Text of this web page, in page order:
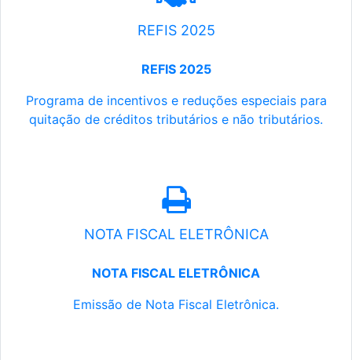
REFIS 2025
REFIS 2025
Programa de incentivos e reduções especiais para
quitação de créditos tributários e não tributários.
NOTA FISCAL ELETRÔNICA
NOTA FISCAL ELETRÔNICA
Emissão de Nota Fiscal Eletrônica.